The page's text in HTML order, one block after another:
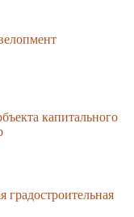
капитального